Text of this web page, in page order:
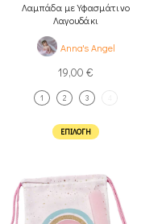
Λαμπάδα με Υφασμάτινο
Λαγουδάκι
Anna's Angel
19,00 €
1 2 3
ΕΠΙΛΟΓΉ